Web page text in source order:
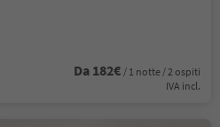
Da 182€ / 1 notte / 2 ospiti
IVA incl.